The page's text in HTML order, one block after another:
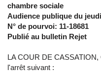
chambre sociale
Audience publique du
N° de pourvoi: 11-18681
Publié au bulletin Rejet
LA COUR DE
l'arrêt suivant :